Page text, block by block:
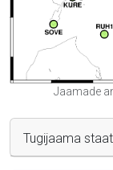
Jaamade
Tugijaama